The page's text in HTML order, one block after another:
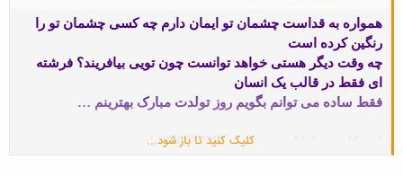
همواره به قداست چشمان تو ایمان دارم چه کسی چشمان تو را
رنگین کرده است
چه وقت دیگر هستی خواهد توانست چون تویی بیافریند؟ فرشته
ای فقط در قالب یک انسان
فقط ساده می توانم بگویم روز تولدت مبارک بهترینم …
اینم کادوی ناقابل من به مهساااااااااااااااااجان
کلیک کنید تا باز شود...